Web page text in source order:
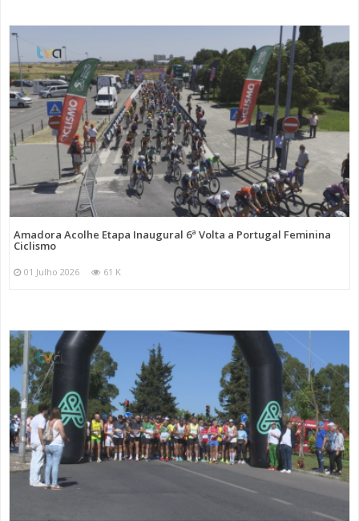
Amadora Acolhe Etapa Inaugural 6ª Volta a Portugal Feminina
Ciclismo
01 Julho 2026 61 K